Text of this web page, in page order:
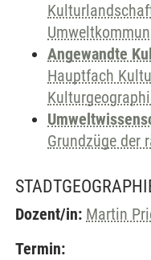
Angewandte
Hauptfach
Grundzüge der
Dozent/in: Martin
Termin: